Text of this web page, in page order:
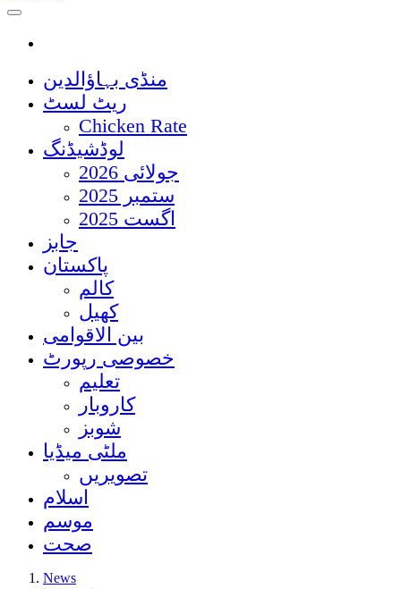
منڈی بہاؤالدین
ریٹ لسٹ
Chicken Rate
لوڈشیڈنگ
جولائی 2026
ستمبر 2025
اگست 2025
جابز
پاکستان
کالم
کھیل
بین الاقوامی
خصوصی رپورٹ
تعلیم
کاروبار
شوبز
ملٹی میڈیا
تصویریں
اسلام
موسم
صحت
News